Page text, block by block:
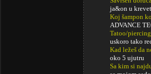
ja&on u
Koj šampon
ADVANCE
Tatoo/
uskoro tako
Kad ležeš da
oko 5 ujutru
Sa kim si